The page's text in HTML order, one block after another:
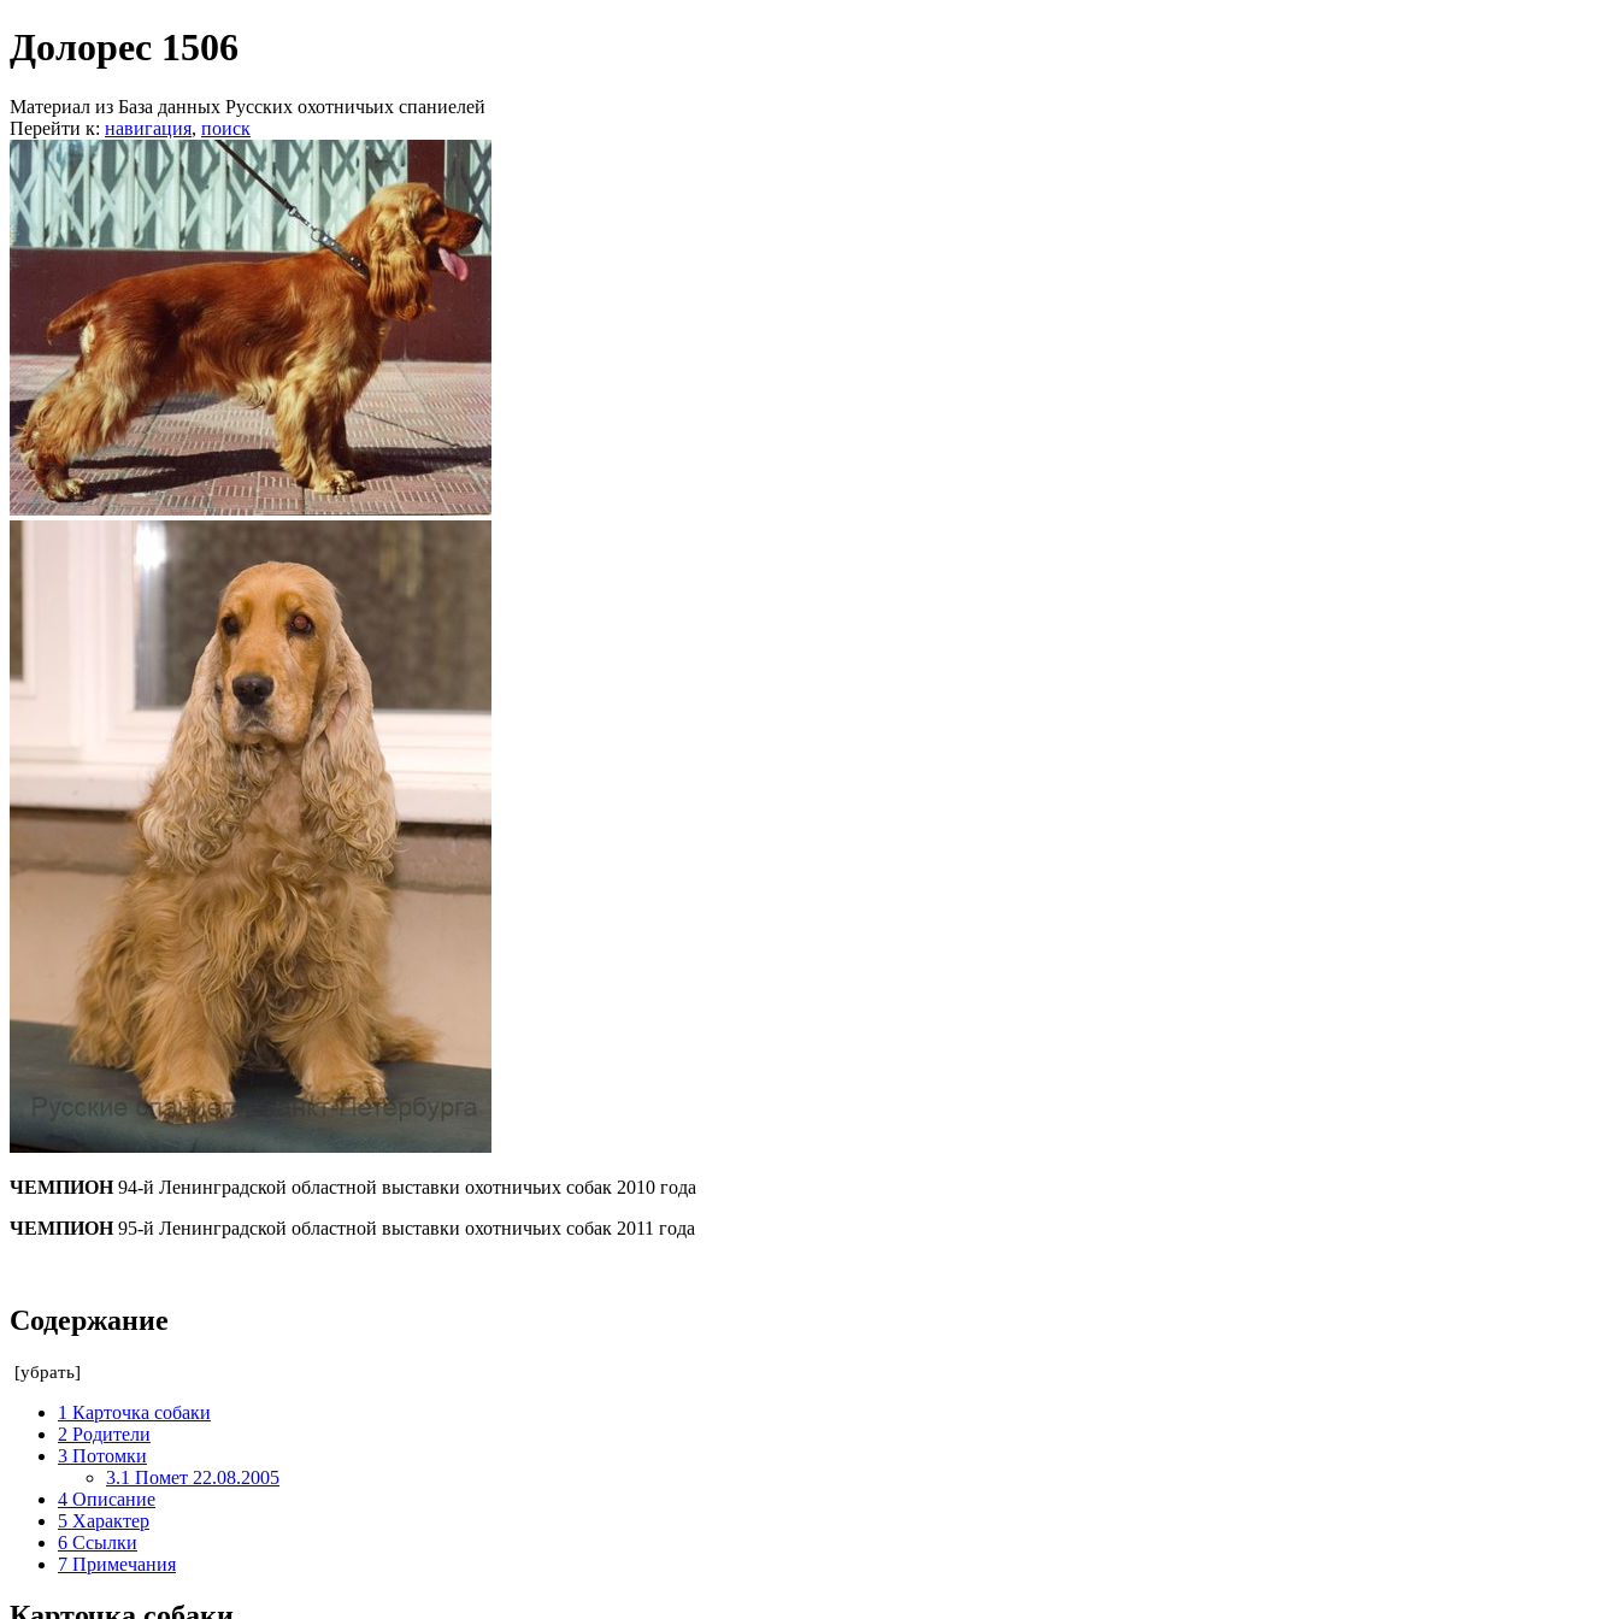
Долорес 1506
Материал из База данных Русских охотничьих спаниелей
Перейти к: навигация, поиск
ЧЕМПИОН94-й Ленинградской областной выставки охотничьих собак 2010 года
ЧЕМПИОН95-й Ленинградской областной выставки охотничьих собак 2011 года
Содержание
[убрать]
1 Карточка собаки
2 Родители
3 Потомки
3.1 Помет 22.08.2005
4 Описание
5 Характер
6 Ссылки
7 Примечания